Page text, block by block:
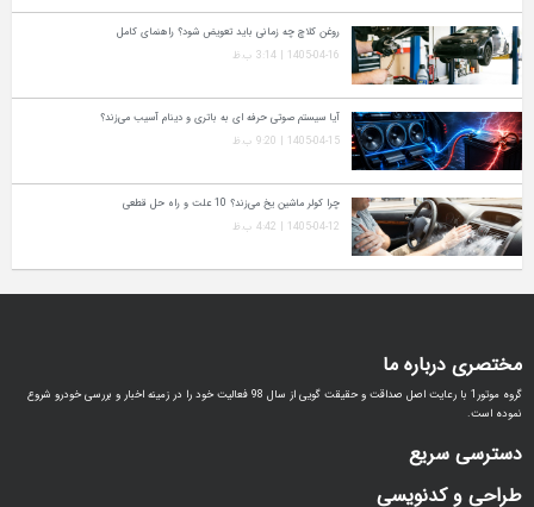
روغن کلاچ چه زمانی باید تعویض شود؟ راهنمای کامل
1405-04-16 | 3:14 ب.ظ
آیا سیستم صوتی حرفه‌ ای به باتری و دینام آسیب می‌زند؟
1405-04-15 | 9:20 ب.ظ
چرا کولر ماشین یخ می‌زند؟ 10 علت و راه‌ حل قطعی
1405-04-12 | 4:42 ب.ظ
مختصری درباره ما
گروه موتور1 با رعایت اصل صداقت و حقیقت گویی از سال 98 فعالیت خود را در زمینه اخبار و بررسی خودرو شروع
نموده است.
دسترسی سریع
طراحی و کدنویسی